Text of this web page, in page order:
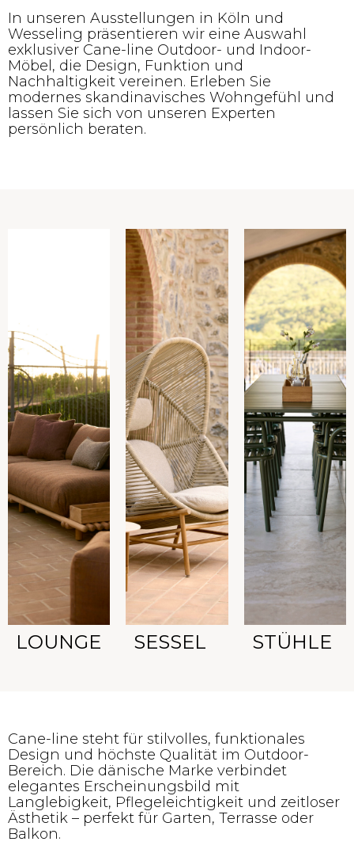
In unseren Ausstellungen in Köln und
Wesseling präsentieren wir eine Auswahl
exklusiver Cane-line Outdoor- und Indoor-
Möbel, die Design, Funktion und
Nachhaltigkeit vereinen. Erleben Sie
modernes skandinavisches Wohngefühl und
lassen Sie sich von unseren Experten
persönlich beraten.
LOUNGE SESSEL STÜHLE
Cane-line steht für stilvolles, funktionales
Design und höchste Qualität im Outdoor-
Bereich. Die dänische Marke verbindet
elegantes Erscheinungsbild mit
Langlebigkeit, Pflegeleichtigkeit und zeitloser
Ästhetik – perfekt für Garten, Terrasse oder
Balkon.